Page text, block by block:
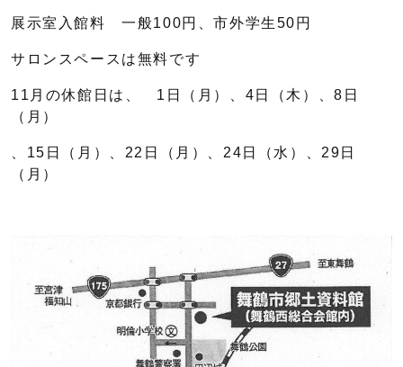
展示室入館料 一般100円、市外学生50円
サロンスペースは無料です
11月の休館日は、 1日（月）、4日（木）、8日
（月）
、15日（月）、22日（月）、24日（水）、29日
（月）